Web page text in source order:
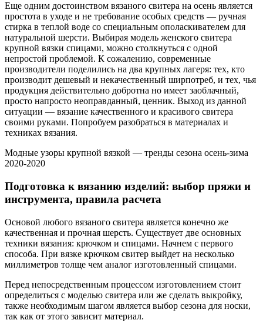
Еще одним достоинством вязаного свитера на осень является
простота в уходе и не требование особых средств — ручная
стирка в теплой воде со специальным ополаскивателем для
натуральной шерсти. Выбирая модель женского свитера
крупной вязки спицами, можно столкнуться с одной
непростой проблемой. К сожалению, современные
производители поделились на два крупных лагеря: тех, кто
производит дешевый и некачественный ширпотреб, и тех, чья
продукция действительно добротна но имеет заоблачный,
просто напросто неоправданный, ценник. Выход из данной
ситуации — вязание качественного и красивого свитера
своими руками. Попробуем разобраться в материалах и
техниках вязания.
Модные узоры крупной вязкой — тренды сезона осень-зима
2020-2020
Подготовка к вязанию изделий: выбор пряжи и
инструмента, правила расчета
Основой любого вязаного свитера является конечно же
качественная и прочная шерсть. Существует две основных
техники вязания: крючком и спицами. Начнем с первого
способа. При вязке крючком свитер выйдет на несколько
миллиметров толще чем аналог изготовленный спицами.
Перед непосредственным процессом изготовлением стоит
определиться с моделью свитера или же сделать выкройку,
также необходимым шагом является выбор сезона для носки,
так как от этого зависит материал.